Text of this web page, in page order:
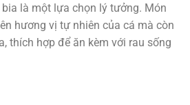
là một lựa chọn lý tưởng. Món
hương vị tự nhiên của cá mà còn
thích hợp để ăn kèm với rau sống